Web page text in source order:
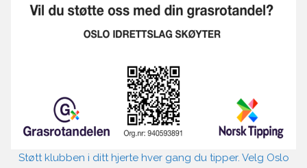
Støtt klubben i ditt hjerte hver gang du tipper. Velg Oslo